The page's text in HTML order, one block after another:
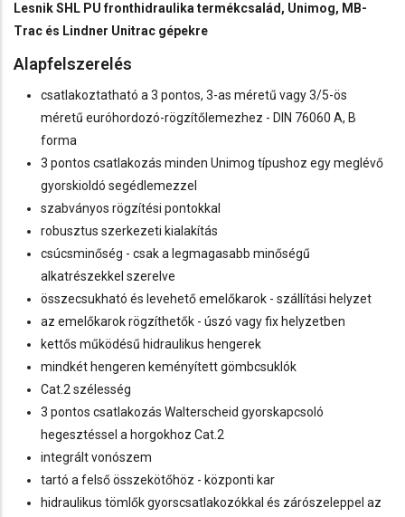
Lesnik SHL PU fronthidraulika termékcsalád, Unimog, MB-
Trac és Lindner Unitrac gépekre
Alapfelszerelés
csatlakoztatható a 3 pontos, 3-as méretű vagy 3/5-ös
méretű euróhordozó-rögzítőlemezhez - DIN 76060 A, B
forma
3 pontos csatlakozás minden Unimog típushoz egy meglévő
gyorskioldó segédlemezzel
szabványos rögzítési pontokkal
robusztus szerkezeti kialakítás
csúcsminőség - csak a legmagasabb minőségű
alkatrészekkel szerelve
összecsukható és levehető emelőkarok - szállítási helyzet
az emelőkarok rögzíthetők - úszó vagy fix helyzetben
kettős működésű hidraulikus hengerek
mindkét hengeren keményített gömbcsuklók
Cat.2 szélesség
3 pontos csatlakozás Walterscheid gyorskapcsoló
hegesztéssel a horgokhoz Cat.2
integrált vonószem
tartó a felső összekötőhöz - központi kar
hidraulikus tömlők gyorscsatlakozókkal és zárószeleppel az